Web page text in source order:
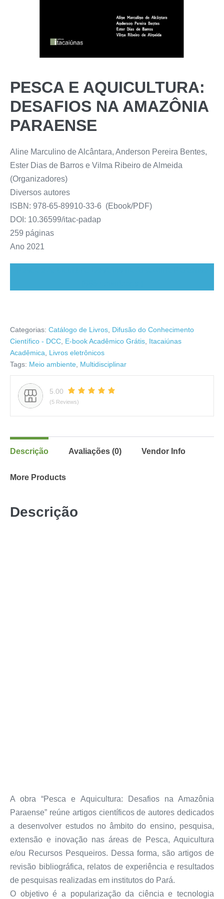
PESCA E AQUICULTURA:
DESAFIOS NA AMAZÔNIA
PARAENSE
Aline Marculino de Alcântara, Anderson Pereira Bentes,
Ester Dias de Barros e Vilma Ribeiro de Almeida
(Organizadores)
Diversos autores
ISBN: 978-65-89910-33-6 (Ebook/PDF)
DOI: 10.36599/itac-padap
259 páginas
Ano 2021
Categorias: Catálogo de Livros, Difusão do Conhecimento
Científico - DCC, E-book Acadêmico Grátis, Itacaiúnas
Acadêmica, Livros eletrônicos
Tags: Meio ambiente, Multidisciplinar
5.00
(5 Reviews)
Descrição Avaliações (0) Vendor Info
More Products
Descrição
A obra “Pesca e Aquicultura: Desafios na Amazônia
Paraense” reúne artigos científicos de autores dedicados
a desenvolver estudos no âmbito do ensino, pesquisa,
extensão e inovação nas áreas de Pesca, Aquicultura
e/ou Recursos Pesqueiros. Dessa forma, são artigos de
revisão bibliográfica, relatos de experiência e resultados
de pesquisas realizadas em institutos do Pará.
O objetivo é a popularização da ciência e tecnologia